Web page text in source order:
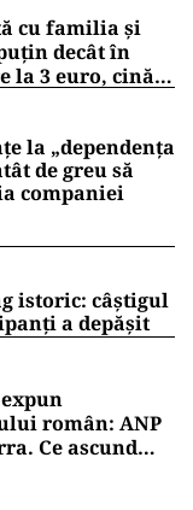
cu familia și
decât în
la 3 euro, cină
la „dependența
de greu să
companiei
istoric: câștigul
a depășit
român: ANP
Ce ascund